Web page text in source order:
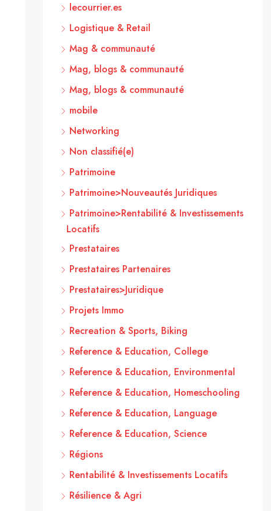
lecourrier.es
Logistique & Retail
Mag & communauté
Mag, blogs & communauté
Mag, blogs & communauté
mobile
Networking
Non classifié(e)
Patrimoine
Patrimoine>Nouveautés Juridiques
Patrimoine>Rentabilité & Investissements
Locatifs
Prestataires
Prestataires Partenaires
Prestataires>Juridique
Projets Immo
Recreation & Sports, Biking
Reference & Education, College
Reference & Education, Environmental
Reference & Education, Homeschooling
Reference & Education, Language
Reference & Education, Science
Régions
Rentabilité & Investissements Locatifs
Résilience & Agri